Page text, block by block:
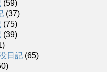
(59)
(37)
(75)
(39)
日記 (65)